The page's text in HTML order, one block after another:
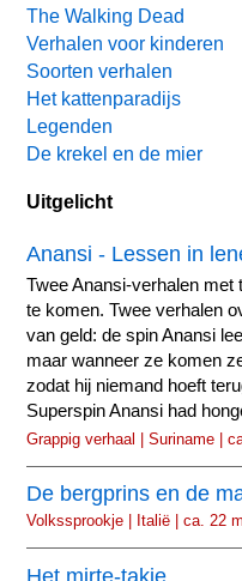
The Walking Dead
Verhalen voor kinderen
Soorten verhalen
Het kattenparadijs
Legenden
De krekel en de mier
Uitgelicht
Anansi - Lessen in
Twee Anansi-verhalen
te komen. Twee verhalen
van geld: de spin Anansi
maar wanneer ze komen
zodat hij niemand hoeft
Superspin Anansi had
Grappig verhaal | Suriname |
De bergprins en de
Volkssprookje | Italië | ca. 22
Het mirte-takje